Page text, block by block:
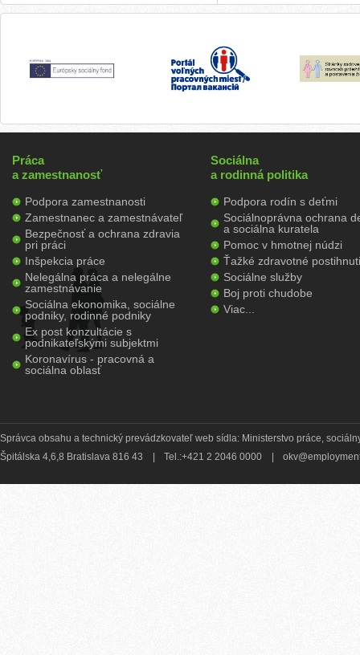
Práca
a zamestnanosť
Podpora zamestnanosti
Zamestnanec a zamestnávateľ
Bezpečnosť a ochrana zdravia
pri práci
Inšpekcia práce
Nelegálna práca a nelegálne
zamestnávanie
Sociálna ekonomika, sociálne
podniky, rodinné podniky
Ex post konzultácie s
podnikateľskými subjektmi
Koronavírus - pracovná a
sociálna oblasť
Sociálna
a rodinná politika
Podpora rodín s deťmi
Sociálnoprávna ochrana
a sociálna kuratela
Pomoc v hmotnej núdzi
Ťažké zdravotné
Sociálne služby
Boj proti chudobe
Viac...
Správca obsahu a technický prevádzkovateľ web sídla: Ministerstvo práce,
Špitálska 4,6,8 Bratislava 816 43
Tel.:+421 2 2046 0000